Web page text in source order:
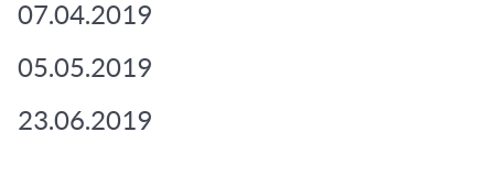
07.04.2019
05.05.2019
23.06.2019